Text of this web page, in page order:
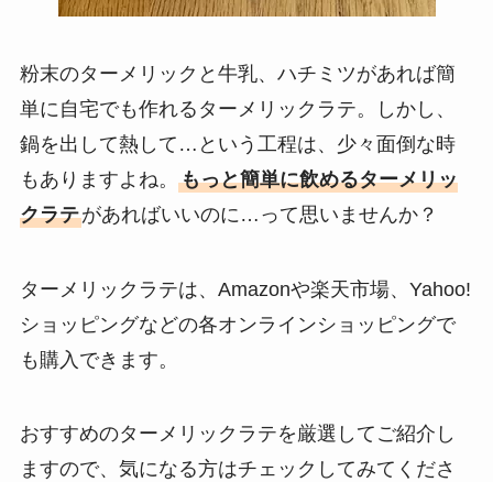
粉末のターメリックと牛乳、ハチミツがあれば簡
単に自宅でも作れるターメリックラテ。しかし、
鍋を出して熱して…という工程は、少々面倒な時
もありますよね。 もっと簡単に飲めるターメリッ
クラテがあればいいのに…って思いませんか？
ターメリックラテは、Amazonや楽天市場、Yahoo!
ショッピングなどの各オンラインショッピングで
も購入できます。
おすすめのターメリックラテを厳選してご紹介し
ますので、気になる方はチェックしてみてくださ